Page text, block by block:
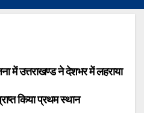
में उत्तराखण्ड ने देशभर में लहराया
किया प्रथम स्थान